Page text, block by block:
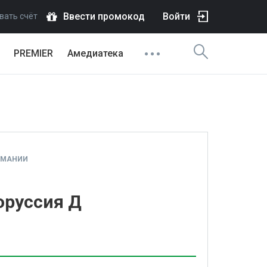
счёт Ввести промокод Войти
PREMIER Амедиатека
Д